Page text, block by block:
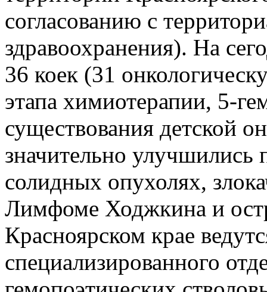
согласованию с
здравоохранения). На
36 коек (31
этапа химиотерапии, 5-
существования детской
значительно улучшились
солидных опухолях,
Лимфоме Ходжкина и
Красноярском крае
специализированного